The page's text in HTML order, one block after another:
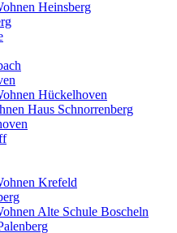
Heinsberg
Hückelhoven
Haus Schnorrenberg
Krefeld
Alte Schule Boscheln